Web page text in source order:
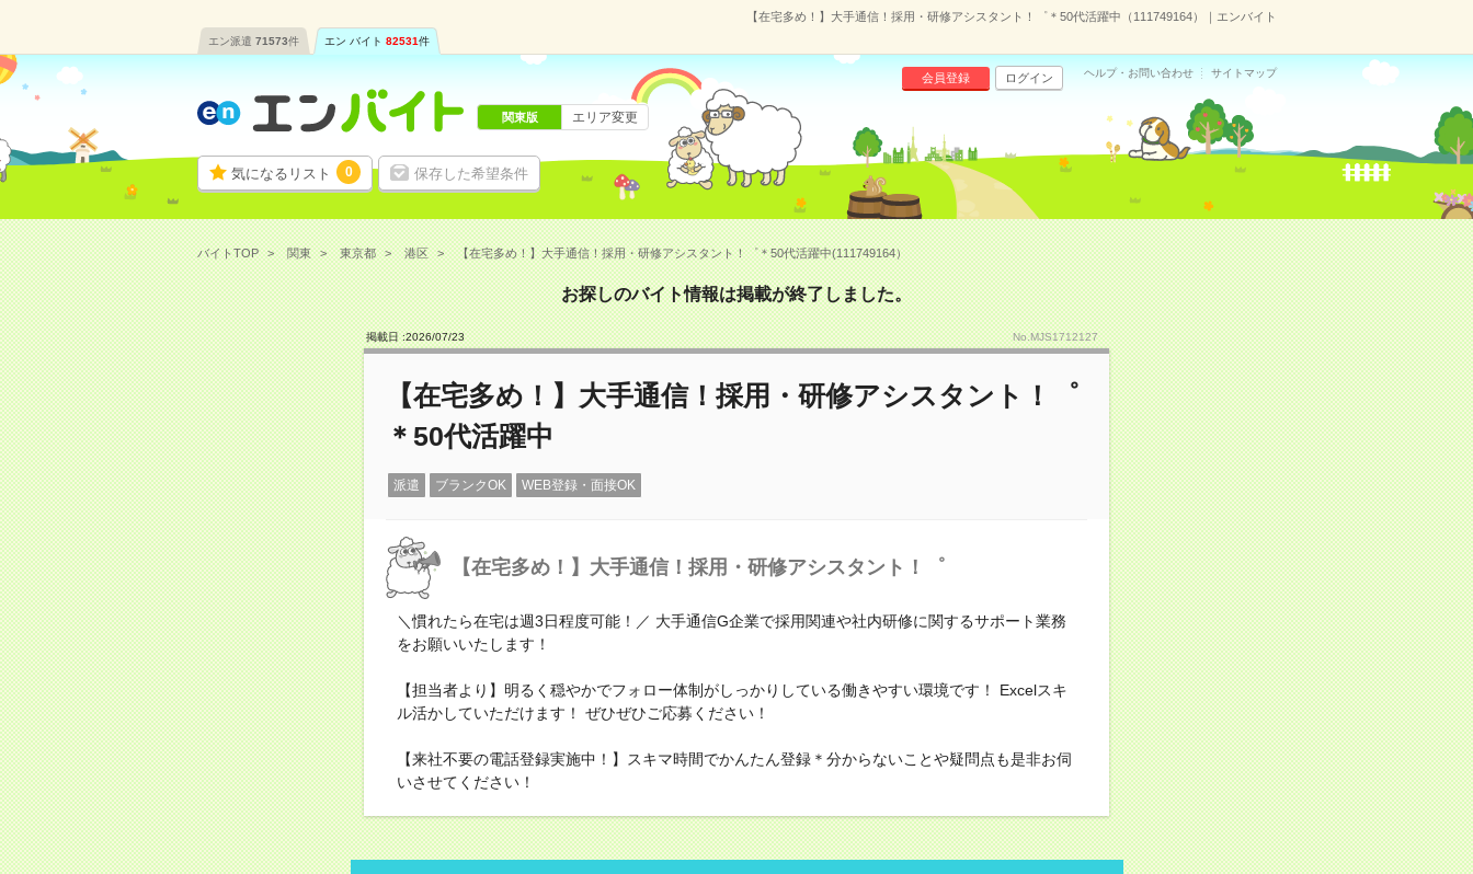
【在宅多め！】大手通信！採用・研修アシスタント！゜＊50代活躍中（111749164）｜エンバイト
エン派遣 71573件 エン バイト 82531件
気になるリスト 0 保存した希望条件
会員登録 ログイン ヘルプ・お問い合わせ サイトマップ
関東版 エリア変更
バイトTOP 関東 東京都 港区 【在宅多め！】大手通信！採用・研修アシスタント！゜＊50代活躍中(111749164）
お探しのバイト情報は掲載が終了しました。
掲載日 :2026/07/23 No.MJS1712127
【在宅多め！】大手通信！採用・研修アシスタント！゜
＊50代活躍中
派遣 ブランクOK WEB登録・面接OK
【在宅多め！】大手通信！採用・研修アシスタント！゜
＼慣れたら在宅は週3日程度可能！／ 大手通信G企業で採用関連や社内研修に関するサポート業務
をお願いいたします！
【担当者より】明るく穏やかでフォロー体制がしっかりしている働きやすい環境です！ Excelスキ
ル活かしていただけます！ ぜひぜひご応募ください！
【来社不要の電話登録実施中！】スキマ時間でかんたん登録＊分からないことや疑問点も是非お伺
いさせてください！